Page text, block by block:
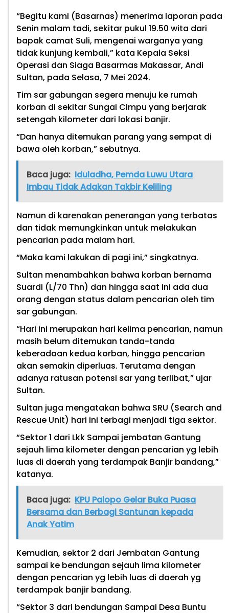
“Begitu kami (Basarnas) menerima laporan pada
Senin malam tadi, sekitar pukul 19.50 wita dari
bapak camat Suli, mengenai warganya yang
tidak kunjung kembali,” kata Kepala Seksi
Operasi dan Siaga Basarmas Makassar, Andi
Sultan, pada Selasa, 7 Mei 2024.
Tim sar gabungan segera menuju ke rumah
korban di sekitar Sungai Cimpu yang berjarak
setengah kilometer dari lokasi banjir.
“Dan hanya ditemukan parang yang sempat di
bawa oleh korban,” sebutnya.
Baca juga: Iduladha, Pemda Luwu Utara
Imbau Tidak Adakan Takbir Keliling
Namun di karenakan penerangan yang terbatas
dan tidak memungkinkan untuk melakukan
pencarian pada malam hari.
“Maka kami lakukan di pagi ini,” singkatnya.
Sultan menambahkan bahwa korban bernama
Suardi (L/70 Thn) dan hingga saat ini ada dua
orang dengan status dalam pencarian oleh tim
sar gabungan.
“Hari ini merupakan hari kelima pencarian, namun
masih belum ditemukan tanda-tanda
keberadaan kedua korban, hingga pencarian
akan semakin diperluas. Terutama dengan
adanya ratusan potensi sar yang terlibat,” ujar
Sultan.
Sultan juga mengatakan bahwa SRU (Search and
Rescue Unit) hari ini terbagi menjadi tiga sektor.
“Sektor 1 dari Lkk Sampai jembatan Gantung
sejauh lima kilometer dengan pencarian yg lebih
luas di daerah yang terdampak Banjir bandang,”
katanya.
Baca juga: KPU Palopo Gelar Buka Puasa
Bersama dan Berbagi Santunan kepada
Anak Yatim
Kemudian, sektor 2 dari Jembatan Gantung
sampai ke bendungan sejauh lima kilometer
dengan pencarian yg lebih luas di daerah yg
terdampak banjir bandang.
“Sektor 3 dari bendungan Sampai Desa Buntu